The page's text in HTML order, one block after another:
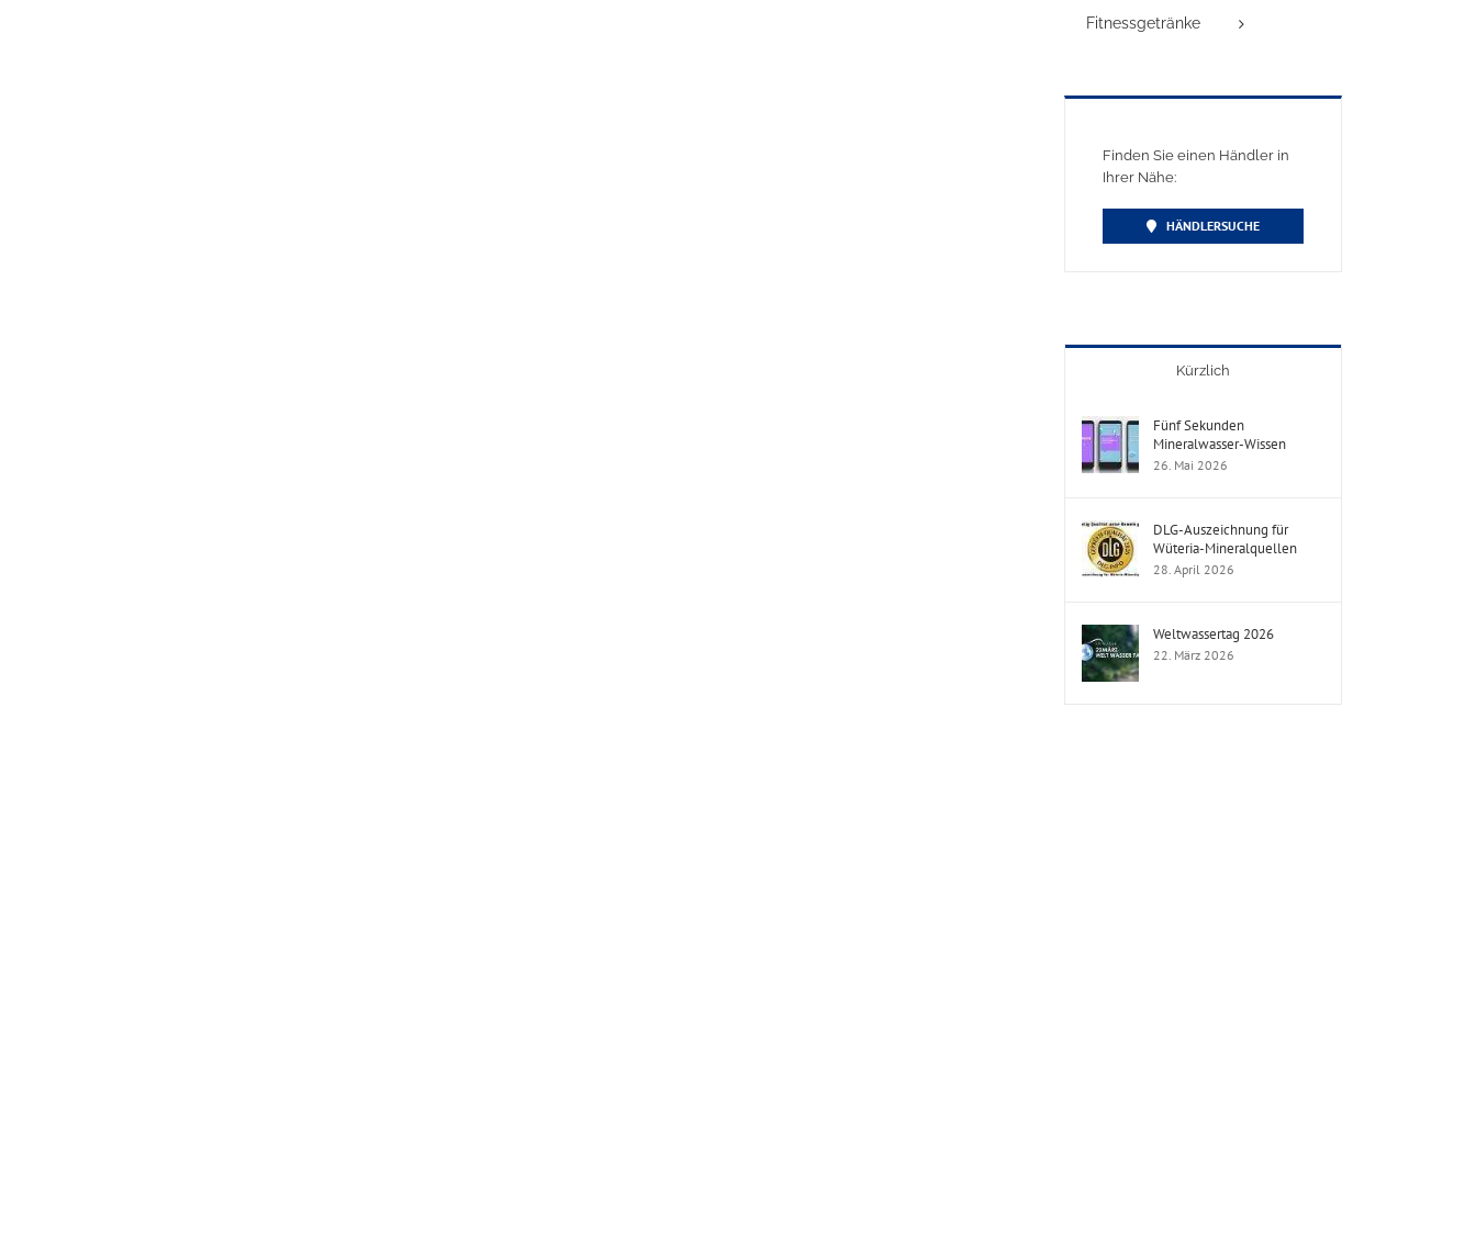
Fitnessgetränke
Finden Sie einen Händler in
Ihrer Nähe:
HÄNDLERSUCHE
Kürzlich
Fünf Sekunden
Mineralwasser-Wissen
26. Mai 2026
DLG-Auszeichnung für
Wüteria-Mineralquellen
28. April 2026
Weltwassertag 2026
22. März 2026